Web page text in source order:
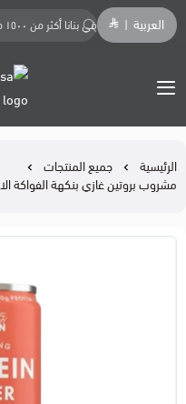
العربية
الرئيسية
جميع المنتجات
مشروب بروتين غازي بنكهة الفواكة